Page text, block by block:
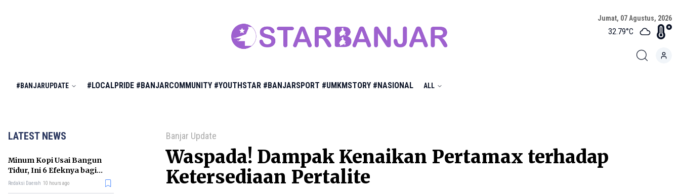
Jumat, 07 Agustus, 2026
32.79°C
#BANJARUPDATE #LOCALPRIDE #BANJARCOMMUNITY #YOUTHSTAR #BANJARSPORT #UMKMSTORY #NASIONAL ALL
LATEST NEWS
Minum Kopi Usai Bangun
Tidur, Ini 6 Efeknya bagi
Kesehatan Tubuh
Redaksi Daerah 10 hours ago
Banjar Update
Waspada! Dampak Kenaikan Pertamax terhadap
Ketersediaan Pertalite